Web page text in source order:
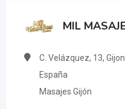
MIL
C. Velázquez, 13,
España
Masajes Gijón